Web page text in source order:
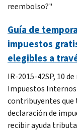
reembolso?"
Guía de
impuestos
elegibles a
IR-2015-42SP, 10
Impuestos Internos
contribuyentes que
declaración de
recibir ayuda